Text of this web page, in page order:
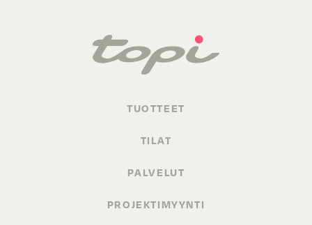
TUOTTEET
TILAT
PALVELUT
PROJEKTIMYYNTI